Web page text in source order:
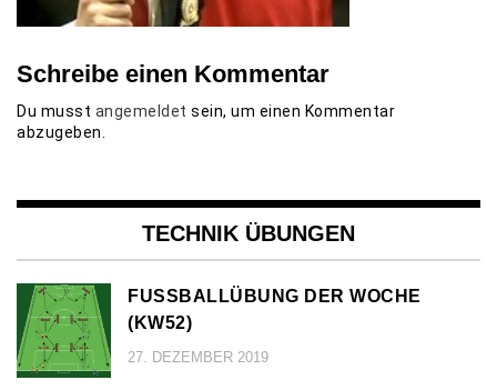
Schreibe einen Kommentar
Du musst angemeldet sein, um einen Kommentar
abzugeben.
TECHNIK ÜBUNGEN
FUSSBALLÜBUNG DER WOCHE (
KW52)
27. DEZEMBER 2019